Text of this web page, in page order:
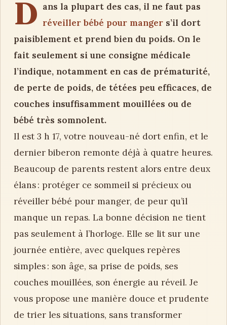
D ans la plupart des cas, il ne faut pas
réveiller bébé pour mangers’il dort
paisiblement et prend bien du poids. On le
fait seulement si une consigne médicale
l’indique, notamment en cas de prématurité,
de perte de poids, de tétées peu efficaces, de
couches insuffisamment mouillées ou de
bébé très somnolent.
Il est 3 h 17, votre nouveau-né dort enfin, et le
dernier biberon remonte déjà à quatre heures.
Beaucoup de parents restent alors entre deux
élans : protéger ce sommeil si précieux ou
réveiller bébé pour manger, de peur qu’il
manque un repas. La bonne décision ne tient
pas seulement à l’horloge. Elle se lit sur une
journée entière, avec quelques repères
simples : son âge, sa prise de poids, ses
couches mouillées, son énergie au réveil. Je
vous propose une manière douce et prudente
de trier les situations, sans transformer